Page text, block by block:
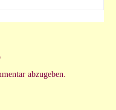
abzugeben.